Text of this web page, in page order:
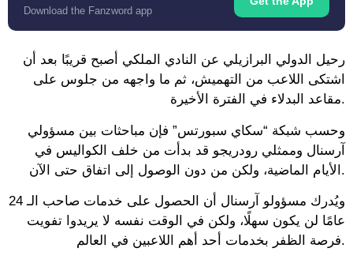
Download the Fanzword app
رحيل الدولي البرازيلي عن النادي الملكي أصبح قريبًا بعد أن
اشتكى اللاعب من التهميش، ثم ما واجهه من جلوس على
مقاعد البدلاء في الفترة الأخيرة.
وحسب شبكة “سكاي سبورتس” فإن مباحثات بين مسؤولي
آرسنال وممثلي رودريجو قد بدأت من خلف الكواليس في
الأيام الماضية، ولكن من دون الوصول إلى اتفاق حتى الآن.
ويُدرك مسؤولو آرسنال أن الحصول على خدمات صاحب الـ 24
عامًا لن يكون سهلًا، ولكن في الوقت نفسه لا يريدوا تفويت
فرصة الظفر بخدمات أحد أهم اللاعبين في العالم.